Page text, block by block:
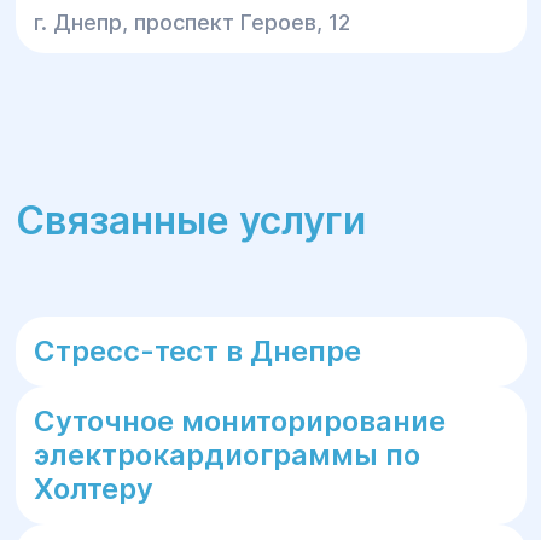
г. Днепр, проспект Героев, 12
Связанные услуги
Стресс-тест в Днепре
Суточное мониторирование
электрокардиограммы по
Холтеру